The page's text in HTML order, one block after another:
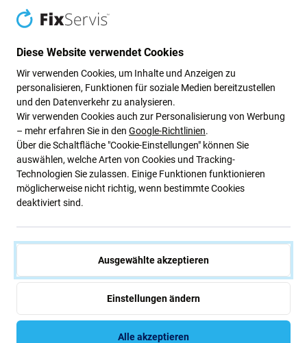
Schutz von vorne bis hinten
im geschlossenen Zustand vor Stößen und
Beschädigungen schützt. Im Inneren hält eine weiche
TPU-Schale das Gerät sicher an seinem Platz, bietet
hervorragende Stoßdämpfung und schützt die Kanten
vollständig.
praktische Wallet-Funktionalität
Magnetverschlusssorgt dafür, dass alles sicher verwahrt
ist.
Standfunktion für freihändiges Betrachten
Diese Website verwendet Cookies
Wir verwenden Cookies, um Inhalte und Anzeigen zu
personalisieren, Funktionen für soziale Medien bereitzustellen
und den Datenverkehr zu analysieren.
Wir verwenden Cookies auch zur Personalisierung von Werbung
– mehr erfahren Sie in den Google-Richtlinien.
Über die Schaltfläche "Cookie-Einstellungen" können Sie
auswählen, welche Arten von Cookies und Tracking-
Technologien Sie zulassen. Einige Funktionen funktionieren
möglicherweise nicht richtig, wenn bestimmte Cookies
deaktiviert sind.
Ausgewählte akzeptieren
Einstellungen ändern
Alle akzeptieren